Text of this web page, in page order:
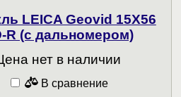
LEICA Geovid 15X56
R (с дальномером)
нет в наличии
В сравнение